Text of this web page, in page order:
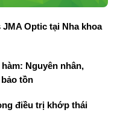
Optic tại Nha khoa
Nguyên nhân,
tồn
điều trị khớp thái